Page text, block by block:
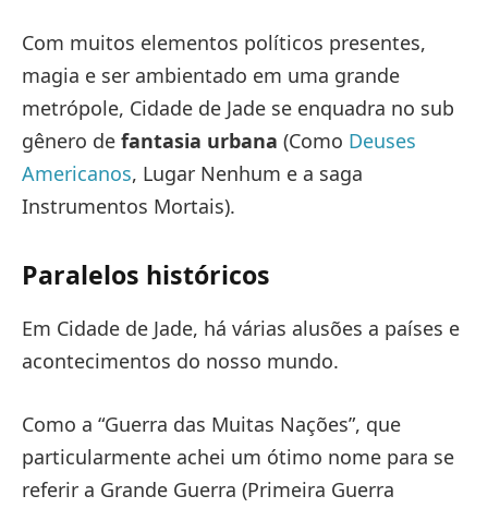
Com muitos elementos políticos presentes,
magia e ser ambientado em uma grande
metrópole, Cidade de Jade se enquadra no sub
gênero de fantasia urbana (Como Deuses
Americanos, Lugar Nenhum e a saga
Instrumentos Mortais).
Paralelos históricos
Em Cidade de Jade, há várias alusões a países e
acontecimentos do nosso mundo.
Como a “Guerra das Muitas Nações”, que
particularmente achei um ótimo nome para se
referir a Grande Guerra (Primeira Guerra